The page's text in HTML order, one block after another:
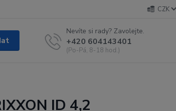
CZK
Nevíte si rady? Zavolejte.
+420 604143401
(Po-Pá, 8-18 hod.)
ID 4,2